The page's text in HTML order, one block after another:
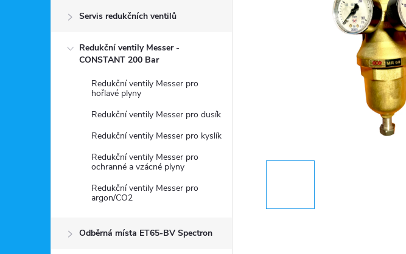
Servis redukčních ventilů
Redukční ventily Messer -
CONSTANT 200 Bar
Redukční ventily Messer pro
hořlavé plyny
Redukční ventily Messer pro dusík
Redukční ventily Messer pro kyslík
Redukční ventily Messer pro
ochranné a vzácné plyny
Redukční ventily Messer pro
argon/CO2
Odběrná místa ET65-BV Spectron